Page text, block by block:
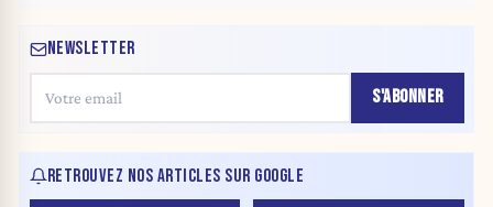
NEWSLETTER
S'ABONNER
RETROUVEZ NOS ARTICLES SUR GOOGLE